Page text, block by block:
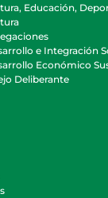
Educación,
e Integración
Económico
Deliberante